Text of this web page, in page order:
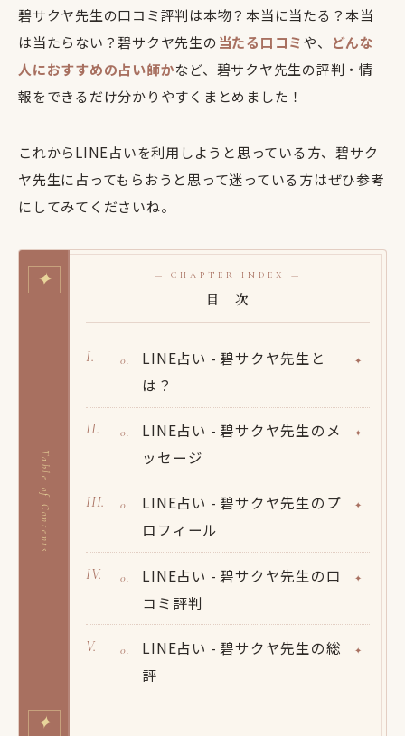
碧サクヤ先生の口コミ評判は本物？本当に当たる？本当
は当たらない？碧サクヤ先生の当たる口コミや、
どんな
人におすすめの占い師かなど、碧サクヤ先生の評判・情
報をできるだけ分かりやすくまとめました！
これからLINE占いを利用しようと思っている方、碧サク
ヤ先生に占ってもらおうと思って迷っている方はぜひ参考
にしてみてくださいね。
✦
Table of Contents
✦
— CHAPTER INDEX —
目 次
LINE占い - 碧サクヤ先生と
は？
LINE占い - 碧サクヤ先生のメ
ッセージ
LINE占い - 碧サクヤ先生のプ
ロフィール
LINE占い - 碧サクヤ先生の口
コミ評判
LINE占い - 碧サクヤ先生の総
評